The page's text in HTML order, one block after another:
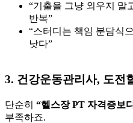
“기출을 그냥 외우지 말
반복”
“스터디는 책임 분담식
낫다”
3. 건강운동관리사, 도전
단순히 “헬스장 PT 자격증보
부족하죠.